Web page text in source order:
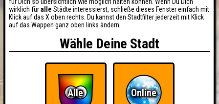
wirklich füralle Städte interessierst, schließe dieses Fenster einfach mit
Klick auf das X oben rechts. Du kannst den Stadtfilter jederzeit mit Klick
auf das Wappen ganz oben links ändern:
Wähle Deine Stadt
Alle Online